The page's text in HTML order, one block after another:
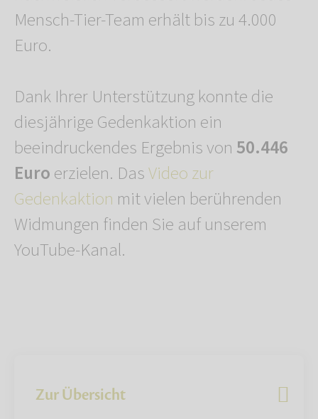
Mensch-Tier-Team erhält bis zu 4.000
Euro.
Dank Ihrer Unterstützung konnte die
diesjährige Gedenkaktion ein
beeindruckendes Ergebnis von 50.446
Euroerzielen. DasVideo zur
Gedenkaktion mit vielen berührenden
Widmungen finden Sie auf unserem
YouTube-Kanal.
Zur Übersicht